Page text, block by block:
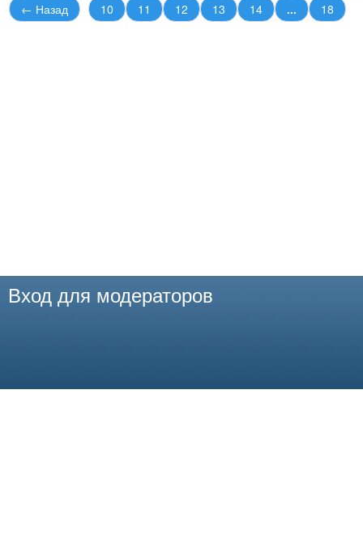
10
11 12 13 14 ... 18
← Назад
Вход для модераторов